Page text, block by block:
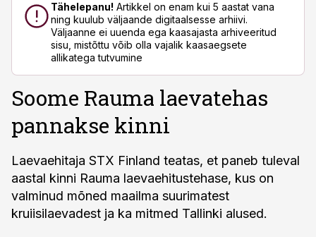
Tähelepanu! Artikkel on enam kui 5 aastat vana
ning kuulub väljaande digitaalsesse arhiivi.
Väljaanne ei uuenda ega kaasajasta arhiveeritud
sisu, mistõttu võib olla vajalik kaasaegsete
allikatega tutvumine
Soome Rauma laevatehas
pannakse kinni
Laevaehitaja STX Finland teatas, et paneb tuleval
aastal kinni Rauma laevaehitustehase, kus on
valminud mõned maailma suurimatest
kruiisilaevadest ja ka mitmed Tallinki alused.